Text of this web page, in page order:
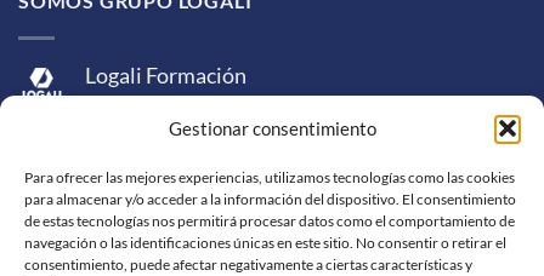
Gestionar consentimiento
Para ofrecer las mejores experiencias, utilizamos tecnologías como las cookies
para almacenar y/o acceder a la información del dispositivo. El consentimiento
de estas tecnologías nos permitirá procesar datos como el comportamiento de
navegación o las identificaciones únicas en este sitio. No consentir o retirar el
consentimiento, puede afectar negativamente a ciertas características y
Logali Formación
Logali Consultoría
Logali Ingeniería